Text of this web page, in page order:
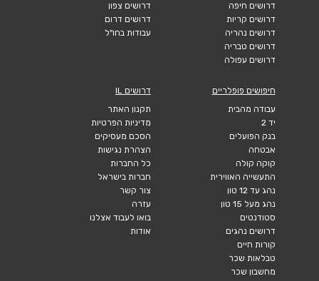
דרושים חיפה
דרושים קריות
דרושים נהריה
דרושים טבריה
דרושים עפולה
דרושים צפון
דרושים דרום
עבודות בחו"ל
חיפושים פופלריים
עבודה מהבית
יד 2
בנק הפועלים
אבטחה
קוקה קולה
התעשייה האווירית
נהג עד 12 טון
נהג מעל 15 טון
סטודנטים
דרושים נהגים
קורות חיים
טבלאות שכר
מחשבון שכר
דרושים IL
תקנון האתר
מדיניות הפרטיות
הסכם מעסיקים
הצהרת נגישות
כל החברות
חברות בישראל
צור קשר
עזרה
בואו לעבוד אצלנו
אודות